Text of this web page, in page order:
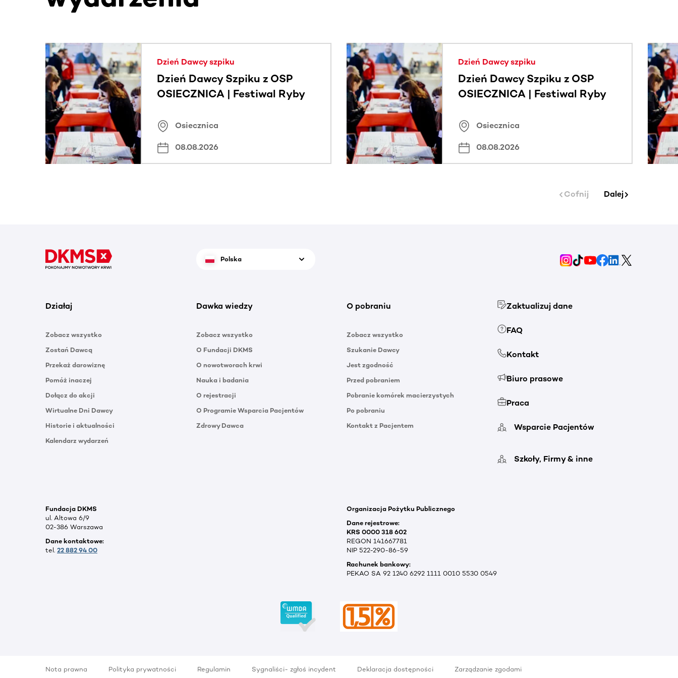
Ta sekcja zawiera treści przewijane w poziomie. Użyj klawisza Tab lub przesuń palcem, aby zobaczyć więcej.
Dzień Dawcy szpiku
Dzień Dawcy Szpiku z OSP
OSIECZNICA | Festiwal Ryby
Osiecznica
08.08.2026
Dzień Dawcy szpiku
Dzień Dawcy Szpiku z OSP
OSIECZNICA | Festiwal Ryby
Osiecznica
08.08.2026
Cofnij Dalej
Polska
Działaj
Zobacz wszystko
Zostań Dawcą
Przekaż darowiznę
Pomóż inaczej
Dołącz do akcji
Wirtualne Dni Dawcy
Historie i aktualności
Kalendarz wydarzeń
Dawka wiedzy
Zobacz wszystko
O Fundacji DKMS
O nowotworach krwi
Nauka i badania
O rejestracji
O Programie Wsparcia Pacjentów
Zdrowy Dawca
O pobraniu
Zobacz wszystko
Szukanie Dawcy
Jest zgodność
Przed pobraniem
Pobranie komórek macierzystych
Po pobraniu
Kontakt z Pacjentem
Zaktualizuj dane
FAQ
Kontakt
Biuro prasowe
Praca
Wsparcie Pacjentów
Szkoły, Firmy & inne
Fundacja DKMS
ul. Altowa 6/9
02-386 Warszawa
Dane kontaktowe:
tel. 22 882 94 00
Organizacja Pożytku Publicznego
Dane rejestrowe:
KRS 0000 318 602
REGON 141667781
NIP 522-290-86-59
Rachunek bankowy:
PEKAO SA 92 1240 6292 1111 0010 5530 0549
Nota prawna Polityka prywatności Regulamin Sygnaliści- zgłoś incydent Deklaracja dostępności Zarządzanie zgodami